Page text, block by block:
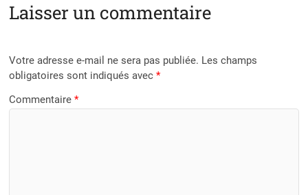
Laisser un commentaire
Votre adresse e-mail ne sera pas publiée. Les champs
obligatoires sont indiqués avec*
Commentaire*